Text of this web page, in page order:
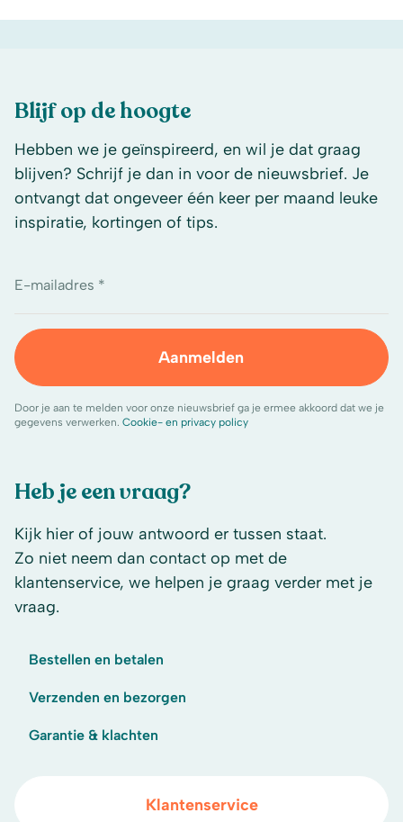
Heb je een vraag?
Kijk hier of jouw antwoord er tussen staat.
Zo niet neem dan contact op met de
klantenservice, we helpen je graag verder met je
vraag.
Bestellen en betalen
Verzenden en bezorgen
Garantie & klachten
Klantenservice
Blijf op de hoogte
Hebben we je geïnspireerd, en wil je dat graag
blijven? Schrijf je dan in voor de nieuwsbrief. Je
ontvangt dat ongeveer één keer per maand leuke
inspiratie, kortingen of tips.
E-mailadres *
Aanmelden
Door je aan te melden voor onze nieuwsbrief ga je ermee akkoord dat we je
gegevens verwerken. Cookie- en privacy policy